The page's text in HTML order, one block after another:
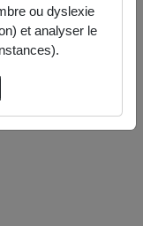
ou dyslexie
et analyser le